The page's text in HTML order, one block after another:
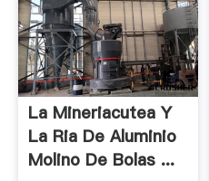
La Mineriacutea Y
La Ria De Aluminio
Molino De Bolas ...